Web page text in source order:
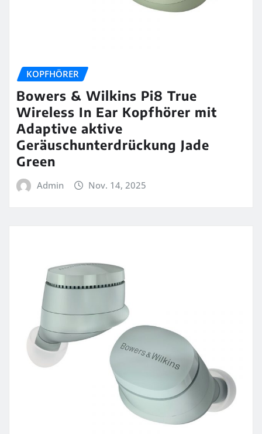
KOPFHÖRER
Bowers & Wilkins Pi8 True
Wireless In Ear Kopfhörer mit
Adaptive aktive
Geräuschunterdrückung Jade
Green
Admin Nov. 14, 2025